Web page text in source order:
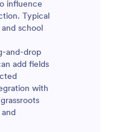
influence
Typical
school
and-drop
add fields
with